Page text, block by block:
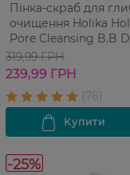
Пінка-скраб для
очищення Holika
Pore Cleansing B.B
Cleansing Foam 150
319,99 ГРН
239,99 ГРН
-25%